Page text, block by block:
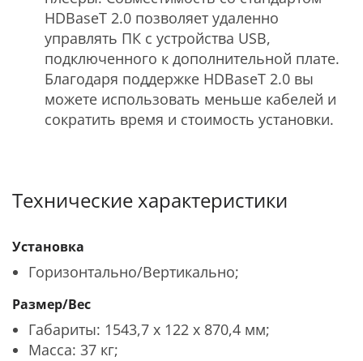
HDBaseT 2.0 позволяет удаленно
управлять ПК с устройства USB,
подключенного к дополнительной плате.
Благодаря поддержке HDBaseT 2.0 вы
можете использовать меньше кабелей и
сократить время и стоимость установки.
Технические характеристики
Установка
Горизонтально/Вертикально;
Размер/Вес
Габариты: 1543,7 x 122 x 870,4 мм;
Масса: 37 кг;